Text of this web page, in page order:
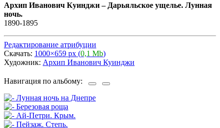
Архип Иванович Куинджи– Дарьяльское ущелье. Лунная
ночь.
1890-1895
Редактирование атрибуции
Скачать: 1000×659 px (0,1 Mb)
Художник: Архип Иванович Куинджи
Навигация по альбому: